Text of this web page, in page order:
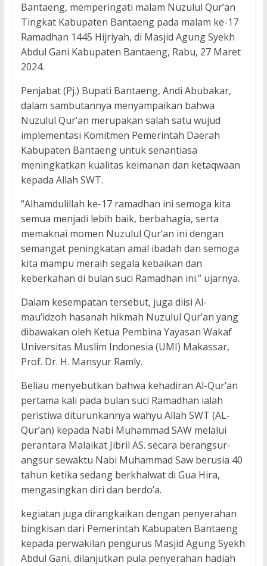
Bantaeng, memperingati malam Nuzulul Qur’an
Tingkat Kabupaten Bantaeng pada malam ke-17
Ramadhan 1445 Hijriyah, di Masjid Agung Syekh
Abdul Gani Kabupaten Bantaeng, Rabu, 27 Maret
2024.
Penjabat (Pj.) Bupati Bantaeng, Andi Abubakar,
dalam sambutannya menyampaikan bahwa
Nuzulul Qur’an merupakan salah satu wujud
implementasi Komitmen Pemerintah Daerah
Kabupaten Bantaeng untuk senantiasa
meningkatkan kualitas keimanan dan ketaqwaan
kepada Allah SWT.
“Alhamdulillah ke-17 ramadhan ini semoga kita
semua menjadi lebih baik, berbahagia, serta
memaknai momen Nuzulul Qur’an ini dengan
semangat peningkatan amal ibadah dan semoga
kita mampu meraih segala kebaikan dan
keberkahan di bulan suci Ramadhan ini.” ujarnya.
Dalam kesempatan tersebut, juga diisi Al-
mau’idzoh hasanah hikmah Nuzulul Qur’an yang
dibawakan oleh Ketua Pembina Yayasan Wakaf
Universitas Muslim Indonesia (UMI) Makassar,
Prof. Dr. H. Mansyur Ramly.
Beliau menyebutkan bahwa kehadiran Al-Qur’an
pertama kali pada bulan suci Ramadhan ialah
peristiwa diturunkannya wahyu Allah SWT (AL-
Qur’an) kepada Nabi Muhammad SAW melalui
perantara Malaikat Jibril AS. secara berangsur-
angsur sewaktu Nabi Muhammad Saw berusia 40
tahun ketika sedang berkhalwat di Gua Hira,
mengasingkan diri dan berdo’a.
kegiatan juga dirangkaikan dengan penyerahan
bingkisan dari Pemerintah Kabupaten Bantaeng
kepada perwakilan pengurus Masjid Agung Syekh
Abdul Gani, dilanjutkan pula penyerahan hadiah